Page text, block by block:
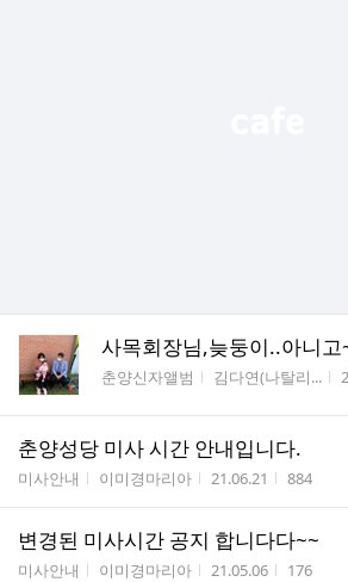
사목회장님,늦둥이..아니고
게시판명
춘양신자앨범 작성자
김다연(나탈리...
춘양성당 미사 시간 안내입니다.
게시판명
미사안내 작성자
이미경마리아 작성시간
21.06.21 조회수
884
변경된 미사시간 공지 합니다다~~
게시판명
미사안내 작성자
이미경마리아 작성시간
21.05.06 조회수
176